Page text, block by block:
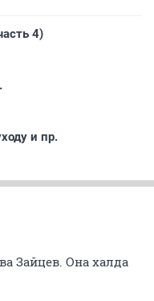
4)
и пр.
Зайцев. Она халда